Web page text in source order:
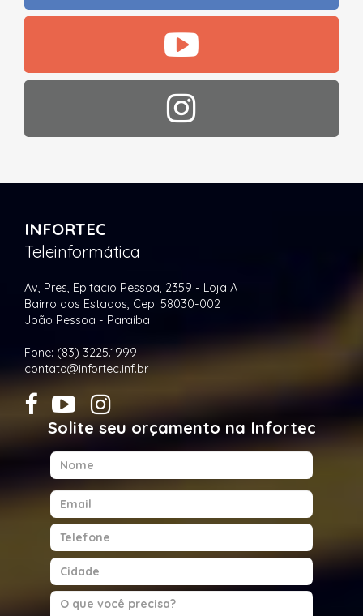
INFORTEC
Teleinformática
Av, Pres, Epitacio Pessoa, 2359 - Loja A
Bairro dos Estados, Cep: 58030-002
João Pessoa - Paraíba
Fone: (83) 3225.1999
contato@infortec.inf.br
Solite seu orçamento na Infortec